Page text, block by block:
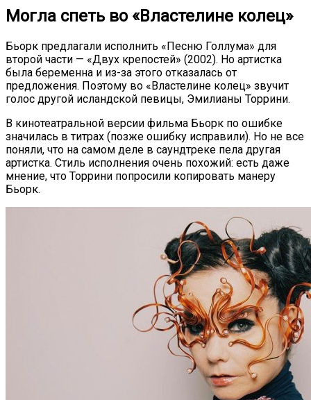
Могла спеть во «Властелине колец»
Бьорк предлагали исполнить «Песню Голлума» для
второй части — «Двух крепостей» (2002). Но артистка
была беременна и из-за этого отказалась от
предложения. Поэтому во «Властелине колец» звучит
голос другой исландской певицы, Эмилианы Торрини.
В кинотеатральной версии фильма Бьорк по ошибке
значилась в титрах (позже ошибку исправили). Но не все
поняли, что на самом деле в саундтреке пела другая
артистка. Стиль исполнения очень похожий: есть даже
мнение, что Торрини попросили копировать манеру
Бьорк.